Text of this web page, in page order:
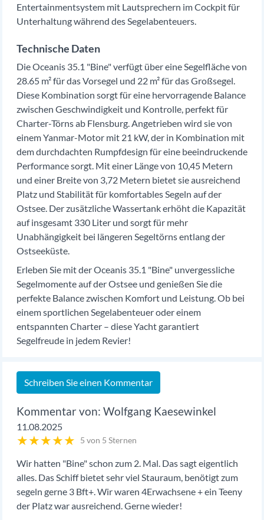
Entertainmentsystem mit Lautsprechern im Cockpit für
Unterhaltung während des Segelabenteuers.
Technische Daten
Die Oceanis 35.1 "Bine" verfügt über eine Segelfläche von
28.65 m² für das Vorsegel und 22 m² für das Großsegel.
Diese Kombination sorgt für eine hervorragende Balance
zwischen Geschwindigkeit und Kontrolle, perfekt für
Charter-Törns ab Flensburg. Angetrieben wird sie von
einem Yanmar-Motor mit 21 kW, der in Kombination mit
dem durchdachten Rumpfdesign für eine beeindruckende
Performance sorgt. Mit einer Länge von 10,45 Metern
und einer Breite von 3,72 Metern bietet sie ausreichend
Platz und Stabilität für komfortables Segeln auf der
Ostsee. Der zusätzliche Wassertank erhöht die Kapazität
auf insgesamt 330 Liter und sorgt für mehr
Unabhängigkeit bei längeren Segeltörns entlang der
Ostseeküste.
Erleben Sie mit der Oceanis 35.1 "Bine" unvergessliche
Segelmomente auf der Ostsee und genießen Sie die
perfekte Balance zwischen Komfort und Leistung. Ob bei
einem sportlichen Segelabenteuer oder einem
entspannten Charter – diese Yacht garantiert
Segelfreude in jedem Revier!
Schreiben Sie einen Kommentar
Wolfgang Kaesewinkel
11.08.2025
★★★★★ 5 von 5 Sternen
Wir hatten "Bine" schon zum 2. Mal. Das sagt eigentlich
alles. Das Schiff bietet sehr viel Stauraum, benötigt zum
segeln gerne 3 Bft+. Wir waren 4Erwachsene + ein Teeny
der Platz war ausreichend. Gerne wieder!